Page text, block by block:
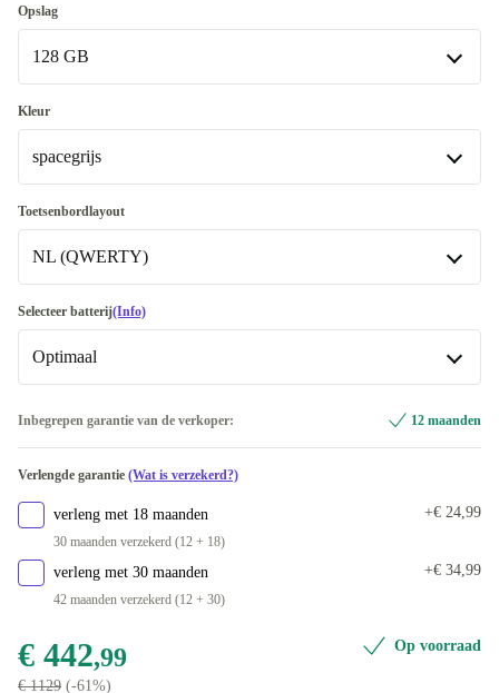
8.0 GB
Beschikbaar in andere configuraties
16.0 GB
Opslag
128 GB
128 GB
256 GB +€ 50
1000 GB
Kleur
spacegrijs
spacegrijs
zilver +€ 16,01
Toetsenbordlayout
NL (QWERTY)
PT (QWERTY)
DE (QWERTZ) -€ 3,99
NL (QWERTY)
US (QWERTY)
DK (QWERTY)
Selecteer batterij(Info)
Optimaal
Beschikbaar in andere configuraties
Inbegrepen garantie van de verkoper: 12 maanden
Verlengde garantie (Wat is verzekerd?)
verleng met 18 maanden
30 maanden verzekerd (12 + 18)
+€ 24,99
verleng met 30 maanden
42 maanden verzekerd (12 + 30)
+€ 34,99
€ 442,99
€ 1129 (-61%)
Op voorraad